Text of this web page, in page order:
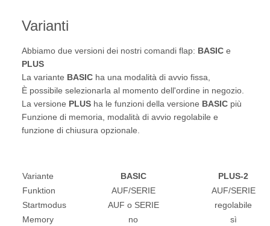
Varianti
Abbiamo due versioni dei nostri comandi flap: BASIC e
PLUS
La variante BASIC ha una modalità di avvio fissa,
È possibile selezionarla al momento dell'ordine in negozio.
La versione PLUS ha le funzioni della versione BASIC più
Funzione di memoria, modalità di avvio regolabile e
funzione di chiusura opzionale.
Variante BASIC
PLUS-2
Funktion
AUF/SERIE
AUF/SERIE
Startmodus
AUF o SERIE
regolabile
Memory
no
sì